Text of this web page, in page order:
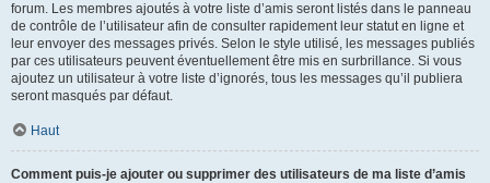
forum. Les membres ajoutés à votre liste d’amis seront listés dans le panneau
de contrôle de l’utilisateur afin de consulter rapidement leur statut en ligne et
leur envoyer des messages privés. Selon le style utilisé, les messages publiés
par ces utilisateurs peuvent éventuellement être mis en surbrillance. Si vous
ajoutez un utilisateur à votre liste d’ignorés, tous les messages qu’il publiera
seront masqués par défaut.
Haut
Comment puis-je ajouter ou supprimer des utilisateurs de ma liste d’amis